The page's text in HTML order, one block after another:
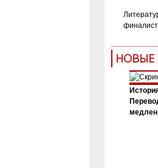
НОВЫЕ